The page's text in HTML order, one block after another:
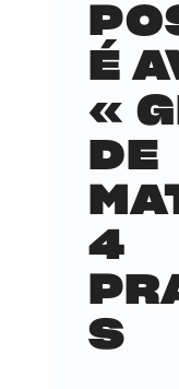
É
«
DE
4
S